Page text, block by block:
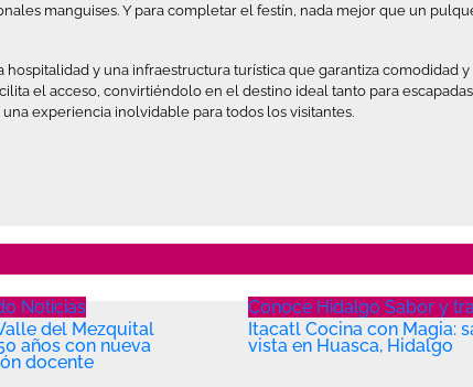
manguises. Y para completar el festín, nada mejor que un
y una infraestructura turística que garantiza comodidad y
el acceso, convirtiéndolo en el destino ideal tanto para
experiencia inolvidable para todos los visitantes.
Noticias
del Mezquital
años con nueva
docente
Conoce Hidalgo Sabor y
Itacatl Cocina con Magia:
vista en Huasca, Hidalgo